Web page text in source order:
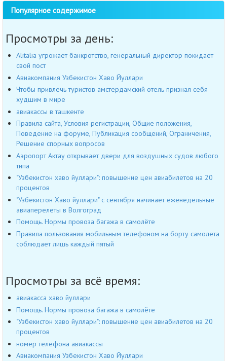
Популярное содержимое
Просмотры за день:
Alitalia угрожает банкротство, генеральный директор покидает
свой пост
Авиакомпания Узбекистон Хаво Йуллари
Чтобы привлечь туристов амстердамский отель признал себя
худшим в мире
авиакассы в ташкенте
Правила сайта, Условия регистрации, Общие положения,
Поведение на форуме, Публикация сообщений, Ограничения,
Решение спорных вопросов
Аэропорт Актау открывает двери для воздушных судов любого
типа
"Узбекистон хаво йуллари": повышение цен авиабилетов на 20
процентов
"Узбекистон Хаво йуллари" с сентября начинает еженедельные
авиаперелеты в Волгоград
Помощь. Нормы провоза багажа в самолёте
Правила пользования мобильным телефоном на борту самолета
соблюдает лишь каждый пятый
Просмотры за всё время:
авиакасса хаво йуллари
Помощь. Нормы провоза багажа в самолёте
"Узбекистон хаво йуллари": повышение цен авиабилетов на 20
процентов
номер телефона авиакассы
Авиакомпания Узбекистон Хаво Йуллари